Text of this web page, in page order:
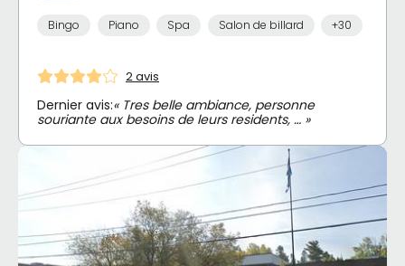
Bingo Piano Spa Salon de billard +30
2 avis
Dernier avis:« Tres belle ambiance, personne
souriante aux besoins de leurs residents, … »